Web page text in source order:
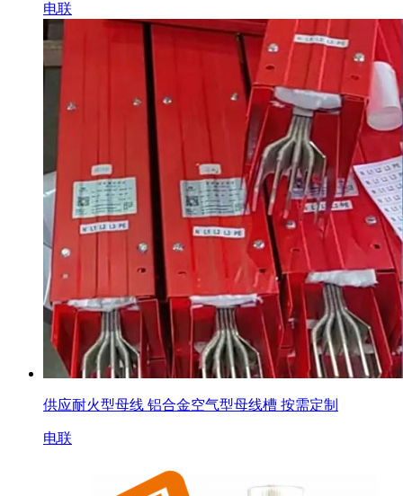
电联
供应耐火型母线 铝合金空气型母线槽 按需定制
电联